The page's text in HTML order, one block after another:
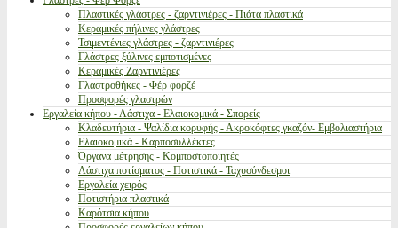
Πλαστικές γλάστρες - ζαρντινιέρες - Πιάτα πλαστικά
Κεραμικές πήλινες γλάστρες
Τσιμεντένιες γλάστρες - ζαρντινιέρες
Γλάστρες ξύλινες εμποτισμένες
Κεραμικές Ζαρντινιέρες
Γλαστροθήκες - Φέρ φορζέ
Προσφορές γλαστρών
Εργαλεία κήπου - Λάστιχα - Ελαιοκομικά - Σπορείς
Κλαδευτήρια - Ψαλίδια κορυφής - Ακροκόφτες γκαζόν- Εμβολιαστήρια
Ελαιοκομικά - Καρποσυλλέκτες
Όργανα μέτρησης - Κομποστοποιητές
Λάστιχα ποτίσματος - Ποτιστικά - Ταχυσύνδεσμοι
Εργαλεία χειρός
Ποτιστήρια πλαστικά
Καρότσια κήπου